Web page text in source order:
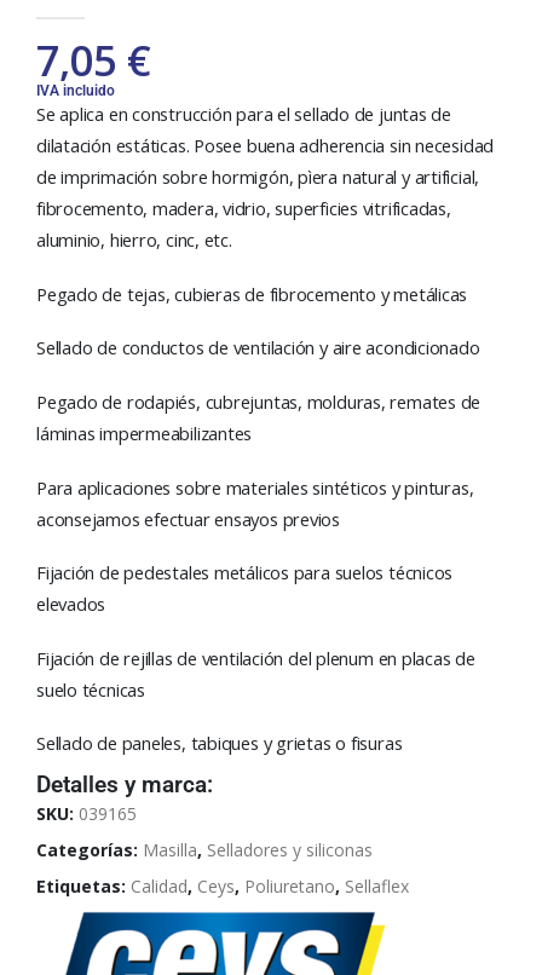
7,05 €
IVA incluido
Se aplica en construcción para el sellado de juntas de
dilatación estáticas. Posee buena adherencia sin necesidad
de imprimación sobre hormigón, pìera natural y artificial,
fibrocemento, madera, vidrio, superficies vitrificadas,
aluminio, hierro, cinc, etc.
Pegado de tejas, cubieras de fibrocemento y metálicas
Sellado de conductos de ventilación y aire acondicionado
Pegado de rodapiés, cubrejuntas, molduras, remates de
láminas impermeabilizantes
Para aplicaciones sobre materiales sintéticos y pinturas,
aconsejamos efectuar ensayos previos
Fijación de pedestales metálicos para suelos técnicos
elevados
Fijación de rejillas de ventilación del plenum en placas de
suelo técnicas
Sellado de paneles, tabiques y grietas o fisuras
Detalles y marca:
SKU: 039165
Categorías: Masilla, Selladores y siliconas
Etiquetas: Calidad, Ceys, Poliuretano, Sellaflex